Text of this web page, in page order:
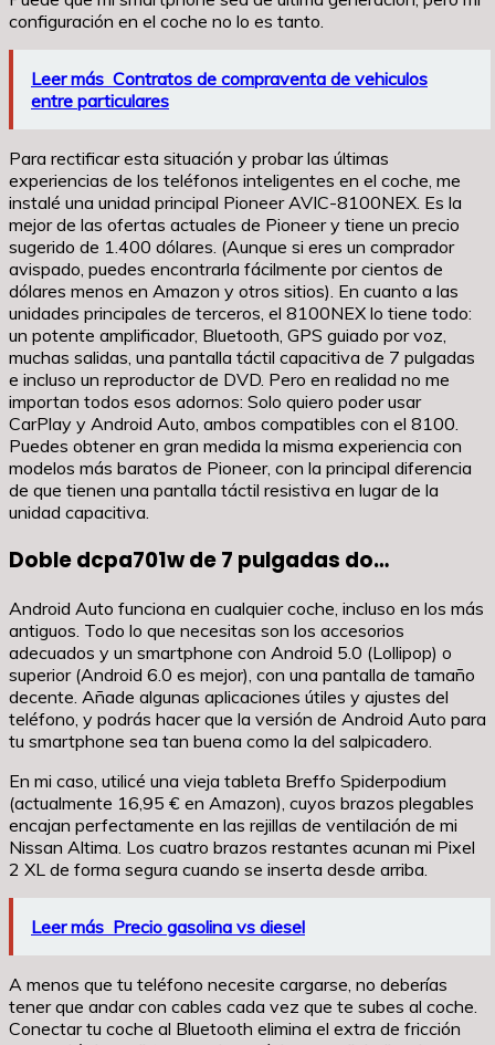
configuración en el coche no lo es tanto.
Leer más Contratos de compraventa de vehiculos
entre particulares
Para rectificar esta situación y probar las últimas
experiencias de los teléfonos inteligentes en el coche, me
instalé una unidad principal Pioneer AVIC-8100NEX. Es la
mejor de las ofertas actuales de Pioneer y tiene un precio
sugerido de 1.400 dólares. (Aunque si eres un comprador
avispado, puedes encontrarla fácilmente por cientos de
dólares menos en Amazon y otros sitios). En cuanto a las
unidades principales de terceros, el 8100NEX lo tiene todo:
un potente amplificador, Bluetooth, GPS guiado por voz,
muchas salidas, una pantalla táctil capacitiva de 7 pulgadas
e incluso un reproductor de DVD. Pero en realidad no me
importan todos esos adornos: Solo quiero poder usar
CarPlay y Android Auto, ambos compatibles con el 8100.
Puedes obtener en gran medida la misma experiencia con
modelos más baratos de Pioneer, con la principal diferencia
de que tienen una pantalla táctil resistiva en lugar de la
unidad capacitiva.
Doble dcpa701w de 7 pulgadas do…
Android Auto funciona en cualquier coche, incluso en los más
antiguos. Todo lo que necesitas son los accesorios
adecuados y un smartphone con Android 5.0 (Lollipop) o
superior (Android 6.0 es mejor), con una pantalla de tamaño
decente. Añade algunas aplicaciones útiles y ajustes del
teléfono, y podrás hacer que la versión de Android Auto para
tu smartphone sea tan buena como la del salpicadero.
En mi caso, utilicé una vieja tableta Breffo Spiderpodium
(actualmente 16,95 € en Amazon), cuyos brazos plegables
encajan perfectamente en las rejillas de ventilación de mi
Nissan Altima. Los cuatro brazos restantes acunan mi Pixel
2 XL de forma segura cuando se inserta desde arriba.
Leer más Precio gasolina vs diesel
A menos que tu teléfono necesite cargarse, no deberías
tener que andar con cables cada vez que te subes al coche.
Conectar tu coche al Bluetooth elimina el extra de fricción